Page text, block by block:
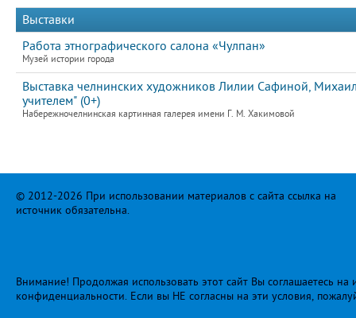
Выставки
Работа этнографического салона «Чулпан»
Музей истории города
Выставка челнинских художников Лилии Сафиной,
учителем" (0+)
Набережночелнинская картинная галерея имени Г. М. Хакимовой
© 2012-2026 При использовании материалов с сайта ссылка на
источник обязательна.
Внимание! Продолжая использовать этот сайт Вы соглашаетесь
конфиденциальности. Если вы НЕ согласны на эти условия,